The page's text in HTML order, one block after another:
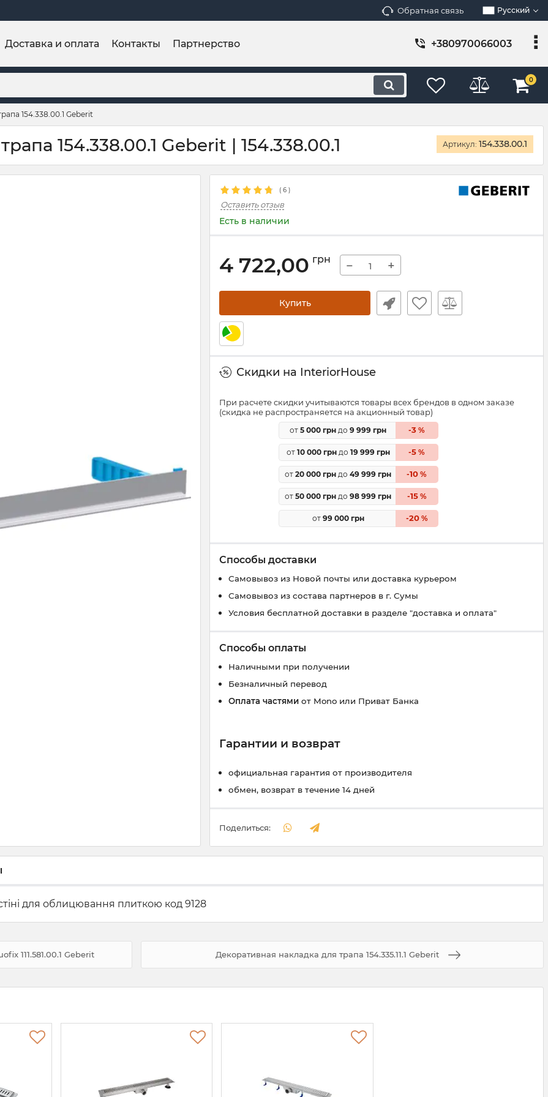
Обратная связь Русский
Доставка и оплата Контакты Партнерство +380970066003
0
154.338.00.1 Geberit
154.338.00.1 Geberit | 154.338.00.1 Артикул: 154.338.00.1
( 6 )
Оставить отзыв
Есть в наличии
4 722,00 грн − +
Купить
Скидки на InteriorHouse
При расчете скидки учитываются товары всех брендов в одном заказе
(скидка не распространяется на акционный товар)
от 5 000 грн до 9 999 грн -3 %
от 10 000 грндо 19 999 грн -5 %
от 20 000 грн до 49 999 грн -10 %
от 50 000 грн до 98 999 грн -15%
от 99 000 грн -20%
Способы доставки
Самовывоз из Новой почты или доставка курьером
Самовывоз из состава партнеров в г. Сумы
Условия бесплатной доставки в разделе "доставка и оплата"
Способы оплаты
Наличными при получении
Безналичный перевод
Оплата частями от Mono или Приват Банка
Гарантии и возврат
официальная гарантия от производителя
обмен, возврат в течение 14 дней
Поделиться:
для облицювання плиткою код 9128
111.581.00.1 Geberit Декоративная накладка для трапа 154.335.11.1 Geberit